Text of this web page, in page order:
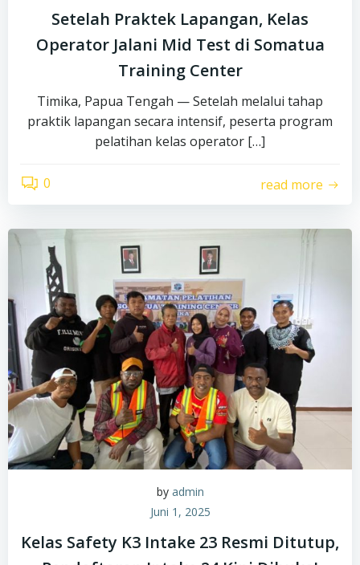
Setelah Praktek Lapangan, Kelas
Operator Jalani Mid Test di Somatua
Training Center
Timika, Papua Tengah — Setelah melalui tahap
praktik lapangan secara intensif, peserta program
pelatihan kelas operator […]
0 read more
by admin
Juni 1, 2025
Kelas Safety K3 Intake 23 Resmi Ditutup,